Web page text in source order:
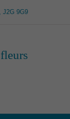
J2G 9G9